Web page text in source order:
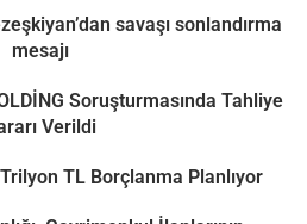
savaşı sonlandırma
mesajı
Soruşturmasında Tahliye
Verildi
TL Borçlanma Planlıyor